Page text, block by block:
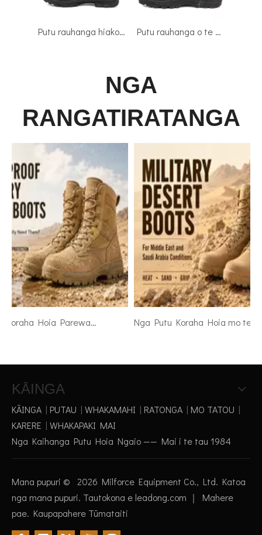
Putu rauhanga hiako pirihimana pango 4112 Putu rauhanga o te ope hoia whawhai pango 4101
NGA
RANGATIRATANGA
Nga Putu Koraha Hoia Parewai: Ahea Tino Hiahia Ana e nga Hoia
KĀINGA
KĀINGA | PUTAU | WHAKAMAHI | RATONGA | MO TATOU |
KARERE | WHAKAPAKI MAI
Nga Kaihanga Putu Hoia Ngaio —— Mai i te tau 1984
Mana pupuri © 2026 Milforce Equipment Co., Ltd. Katoa
nga mana pupuri. Tautokona e leadong.com ｜ Mahere
pae. Kaupapahere Tūmataiti